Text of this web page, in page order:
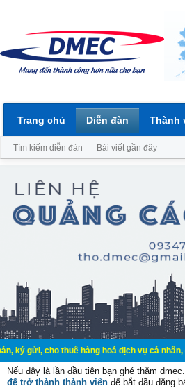
hàng hoá dịch vụ cá nhân, gia
Nếu đây là lần đầu tiên bạn ghé thăm
để trở thành thành viên để bắt đầu đăng
Trang chủ Diễn đàn
Tìm kiếm diễn đàn Bài viết gần đây
Thành